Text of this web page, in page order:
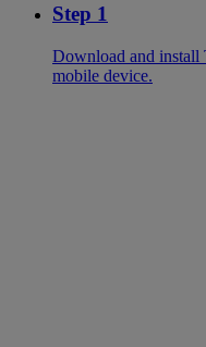
Step 1
Download and install
mobile device.